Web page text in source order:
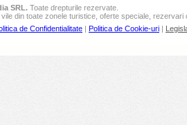
SRL. Toate drepturile rezervate.
din toate zonele turistice, oferte speciale, rezervari
de Confidentialitate | Politica de Cookie-uri |